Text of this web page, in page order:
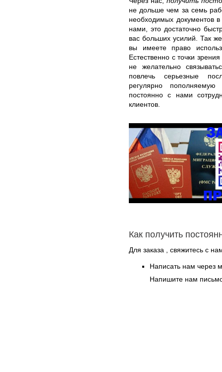
не дольше чем за семь
необходимых документов
нами, это достаточно
вас больших усилий. Так
вы имеете право
Естественно с точки
не желательно
повлечь серьезные
регулярно
постоянно с нами
клиентов.
Как получить
Для заказа , свяжитесь с
Написать нам через
Напишите нам